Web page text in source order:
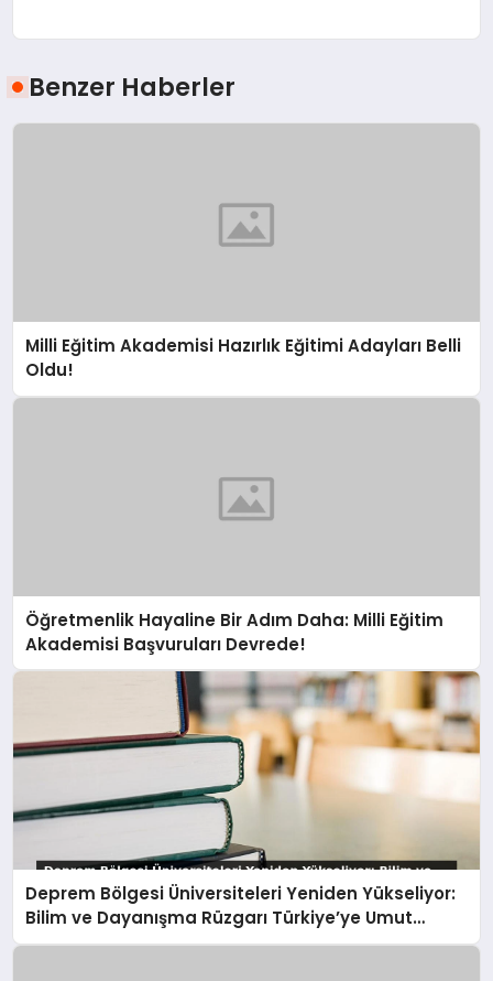
Benzer Haberler
Milli Eğitim Akademisi Hazırlık Eğitimi Adayları Belli
Oldu!
Öğretmenlik Hayaline Bir Adım Daha: Milli Eğitim
Akademisi Başvuruları Devrede!
Deprem Bölgesi Üniversiteleri Yeniden Yükseliyor:
Bilim ve Dayanışma Rüzgarı Türkiye’ye Umut
Oluyor